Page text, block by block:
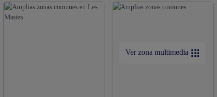
Ver zona multimedia